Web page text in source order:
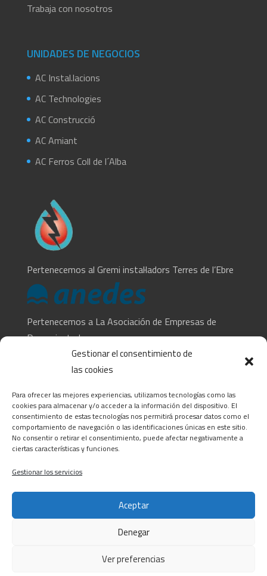
Gestionar el consentimiento de
las cookies
Para ofrecer las mejores experiencias, utilizamos tecnologías como las
cookies para almacenar y/o acceder a la información del dispositivo. El
consentimiento de estas tecnologías nos permitirá procesar datos como el
comportamiento de navegación o las identificaciones únicas en este sitio.
No consentir o retirar el consentimiento, puede afectar negativamente a
ciertas características y funciones.
Gestionar los servicios
Aceptar
Denegar
Ver preferencias
Trabaja con nosotros
UNIDADES DE NEGOCIOS
AC Instal.lacions
AC Technologies
AC Construcció
AC Amiant
AC Ferros Coll de l´Alba
Pertenecemos al Gremi instal·ladors Terres de l’Ebre
Pertenecemos a La Asociación de Empresas de
Desamiantado
CONTACTA
C/ Barcelona, 74 – Tortosa 43500
T 977445339 / M 607333789
info@alsocasals.com
Política de privacidad|Política de cookies
legal|Canal ético